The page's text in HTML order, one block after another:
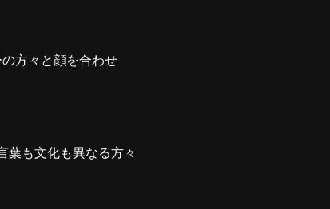
方々と顔を合わせ
も文化も異なる方々